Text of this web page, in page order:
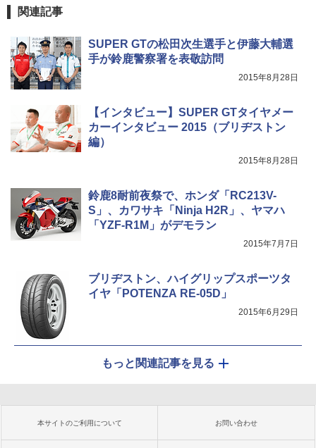
関連記事
SUPER GTの松田次生選手と伊藤大輔選
手が鈴鹿警察署を表敬訪問
2015年8月28日
【インタビュー】SUPER GTタイヤメー
カーインタビュー 2015（ブリヂストン
編）
2015年8月28日
鈴鹿8耐前夜祭で、ホンダ「RC213V-
S」、カワサキ「Ninja H2R」、ヤマハ
「YZF-R1M」がデモラン
2015年7月7日
ブリヂストン、ハイグリップスポーツタ
イヤ「POTENZA RE-05D」
2015年6月29日
もっと関連記事を見る
本サイトのご利用について お問い合わせ